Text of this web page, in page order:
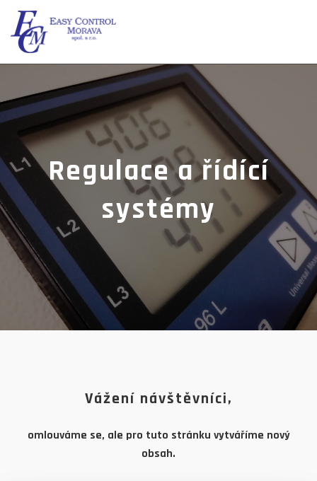
Regulace a řídící
systémy
Vážení návštěvníci,
omlouváme se, ale pro tuto stránku vytváříme nový
obsah.